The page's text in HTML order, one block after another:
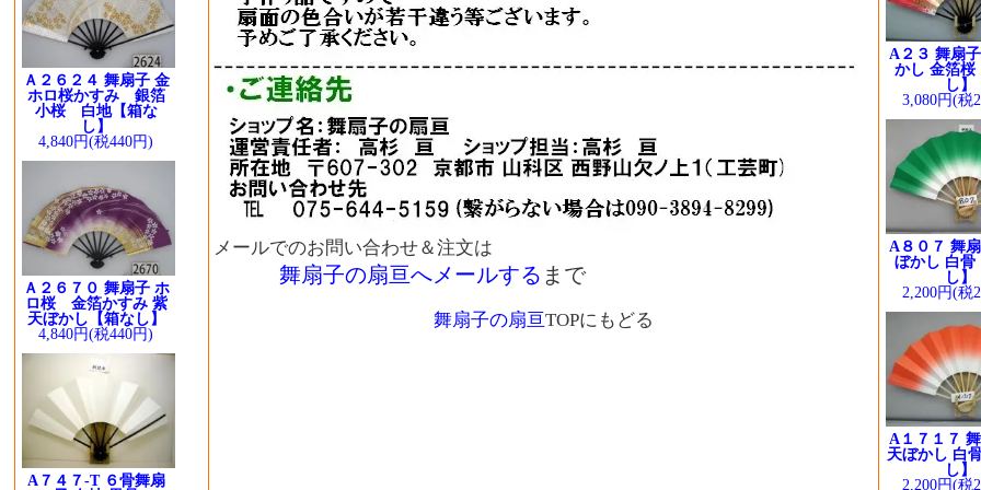
Ａ２６２４ 舞扇子 金
ホロ桜かすみ 銀箔
小桜 白地【箱な
し】
4,840円(税440円)
Ａ２６７０ 舞扇子 ホ
ロ桜 金箔かすみ 紫
天ぼかし【箱なし】
4,840円(税440円)
A７４７-T ６骨舞扇
メールでのお問い合わせ＆注文は
舞扇子の扇亘へメールする まで
舞扇子の扇亘TOPにもどる
A２３ 舞扇
かし 金箔桜
し】
3,080円(税
A８０７ 舞
ぼかし 白骨
し】
2,200円(税
A１７１７
天ぼかし 白
し】
2,200円(税